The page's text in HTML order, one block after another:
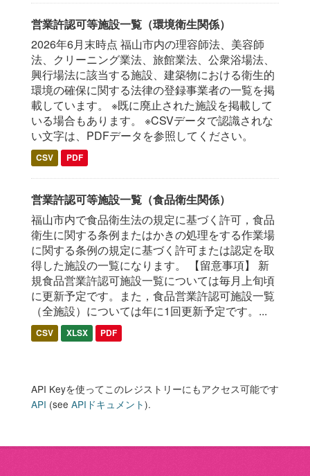
営業許認可等施設一覧（環境衛生関係）
2026年6月末時点 福山市内の理容師法、美容師
法、クリーニング業法、旅館業法、公衆浴場法、
興行場法に該当する施設、建築物における衛生的
環境の確保に関する法律の登録事業者の一覧を掲
載しています。 ※既に廃止された施設を掲載して
いる場合もあります。 ※CSVデータで認識されな
い文字は、PDFデータを参照してください。
CSV PDF
営業許認可等施設一覧（食品衛生関係）
福山市内で食品衛生法の規定に基づく許可，食品
衛生に関する条例またはかきの処理をする作業場
に関する条例の規定に基づく許可または認定を取
得した施設の一覧になります。 【留意事項】 新
規食品営業許認可施設一覧については毎月上旬頃
に更新予定です。また，食品営業許認可施設一覧
（全施設）については年に1回更新予定です。...
CSV XLSX PDF
API Keyを使ってこのレジストリーにもアクセス可能です
API (see APIドキュメント).